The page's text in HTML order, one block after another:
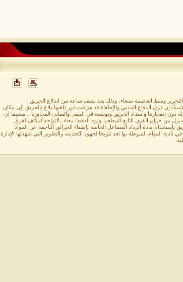
وسط العاصمة صنعاء، وذلك بعد نصف ساعة من اندلاع الحريق .
(سبأ) إن فرق الدفاع المدني والإطفاء قد هرعت فور تلقيها بلاغ بالحريق إلى مكان
إنفجارها وأمتداد الحريق وتوسعه في المبنى والمباني المجاورة .. مضيفا إن
من خزان الفرن التابع للمطعم. ونوه العقيد/ معياد بالتواجدالمكثف لفرق
مادة الرذاذ المتفاعل الخاصة بإطفاء الحرائق الناجمة عن المواد
تأدية المهام المنوطة بها تعد تتويجا لجهود التحديث والتطوير التي شهدتها الإدارة